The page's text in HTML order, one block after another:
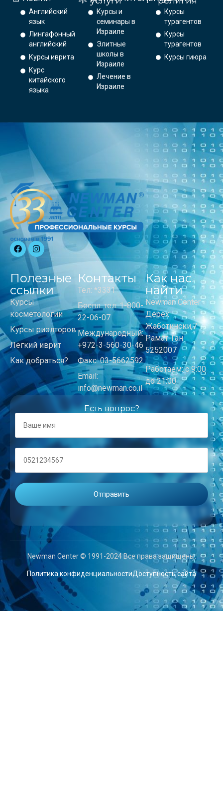
Английский
язык
Лингафонный
английский
Курсы иврита
Курс
китайского
языка
Курсы и
семинары в
Израиле
Элитные
школы в
Израиле
Лечение в
Израиле
Курсы
турагентов
Курсы
турагентов
Курсы гиюра
Полезные
ссылки
Курсы
косметологии
Курсы риэлторов
Легкий иврит
Как добраться?
Контакты
Тел: *3331
Беспл. тел: 1-800-
22-06-07
Международный:
+972-3-560-30-46
Факс: 03-5662592
Email:
info@newman.co.il
Как нас
найти
Newman Center
Дерех
Жаботински,7
Рамат-Ган
5252007
Работаем: с 9:00
до 21:00
Есть вопрос?
Newman Center © 1991-2024 Все права защищены.
Политика конфиденциальностиДоступность сайта